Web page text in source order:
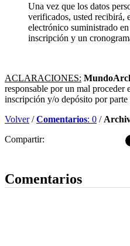
Una vez que los datos
verificados, usted recibirá,
electrónico suministrado
inscripción y un
ACLARACIONES:
responsable por un mal proceder
inscripción y/o depósito por parte
Volver/Comentarios: 0 /
Compartir:
Comentarios